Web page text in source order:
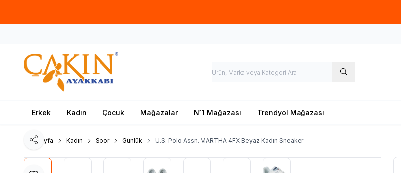
Erkek Kadın Çocuk Mağazalar N11 Mağazası Trendyol Mağazası
Ana Sayfa Kadın Spor Günlük U.S. Polo Assn. MARTHA 4FX Beyaz Kadın Sneaker
Paylaş